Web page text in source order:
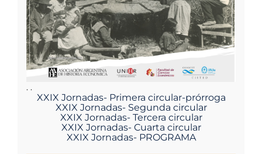
. .
XXIX Jornadas- Primera circular-prórroga
XXIX Jornadas- Segunda circular
XXIX Jornadas- Tercera circular
XXIX Jornadas- Cuarta circular
XXIX Jornadas- PROGRAMA